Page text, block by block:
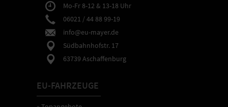
Mo-Fr 8-12 & 13-18 Uhr
06021 / 44 88 99-19
info@eu-mayer.de
Südbahnhofstr. 17
63739 Aschaffenburg
EU-FAHRZEUGE